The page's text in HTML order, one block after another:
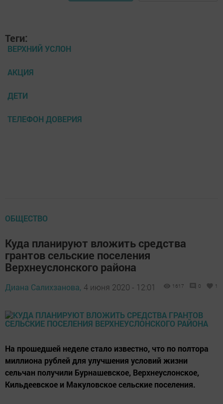
Теги:
ВЕРХНИЙ УСЛОН
АКЦИЯ
ДЕТИ
ТЕЛЕФОН ДОВЕРИЯ
ОБЩЕСТВО
Куда планируют вложить средства
грантов сельские поселения
Верхнеуслонского района
Диана Салихзанова, 4 июня 2020 - 12:01 1617 0 1
На прошедшей неделе стало известно, что по полтора
миллиона рублей для улучшения условий жизни
сельчан получили Бурнашевское, Верхнеуслонское,
Кильдеевское и Макуловское сельские поселения.